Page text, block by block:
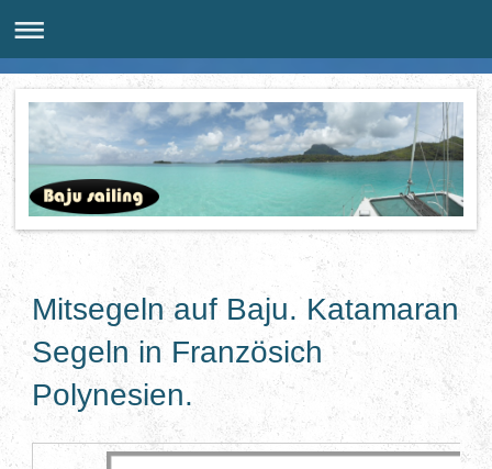
Mitsegeln auf Baju. Katamaran
Segeln in Französich
Polynesien.